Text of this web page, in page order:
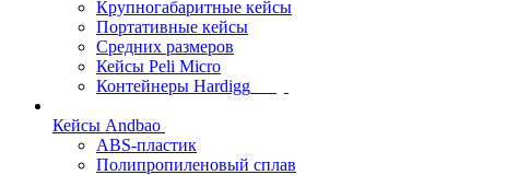
Крупногабаритные кейсы
Портативные кейсы
Средних размеров
Кейсы Peli Micro
Контейнеры Hardigg
Кейсы Andbao
ABS-пластик
Полипропиленовый сплав